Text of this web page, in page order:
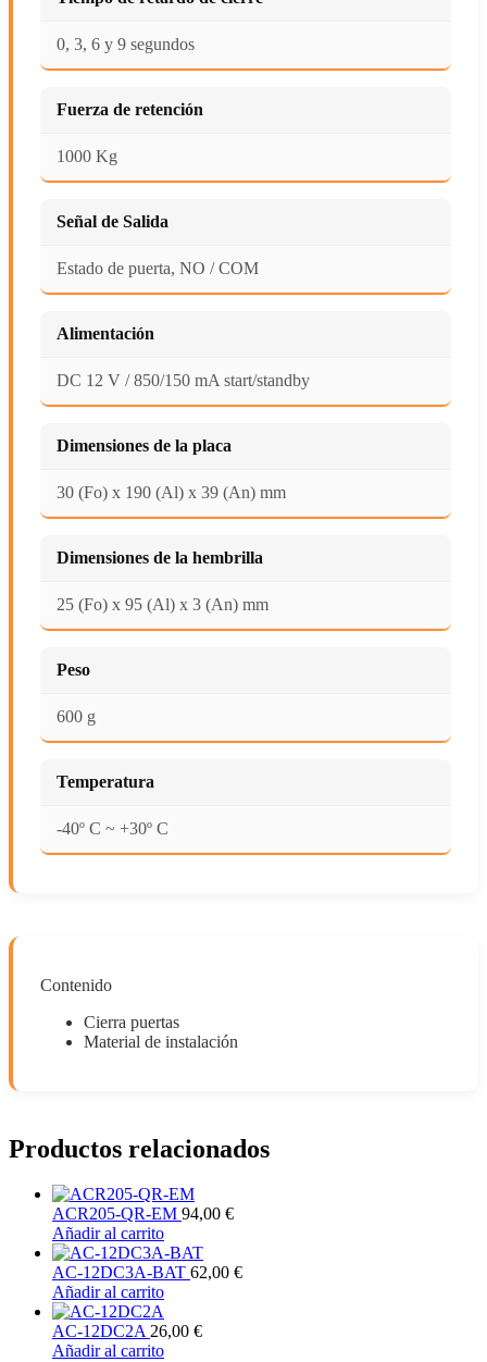
0, 3, 6 y 9 segundos
Fuerza de retención
1000 Kg
Señal de Salida
Estado de puerta, NO / COM
Alimentación
DC 12 V / 850/150 mA start/standby
Dimensiones de la placa
30 (Fo) x 190 (Al) x 39 (An) mm
Dimensiones de la hembrilla
25 (Fo) x 95 (Al) x 3 (An) mm
Peso
600 g
Temperatura
-40º C ~ +30º C
Contenido
Cierra puertas
Material de instalación
Productos relacionados
ACR205-QR-EM 94,00 €
Añadir al carrito
AC-12DC3A-BAT 62,00 €
Añadir al carrito
AC-12DC2A26,00 €
Añadir al carrito